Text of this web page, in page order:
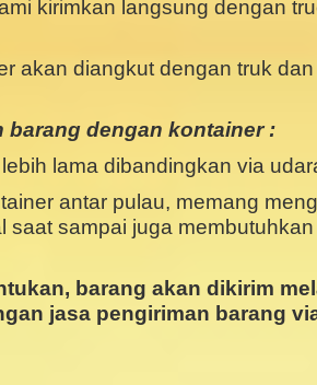
kirimkan langsung dengan
akan diangkut dengan truk
barang dengan kontainer :
lama dibandingkan via
antar pulau, memang
saat sampai juga
barang akan dikirim
jasa pengiriman barang